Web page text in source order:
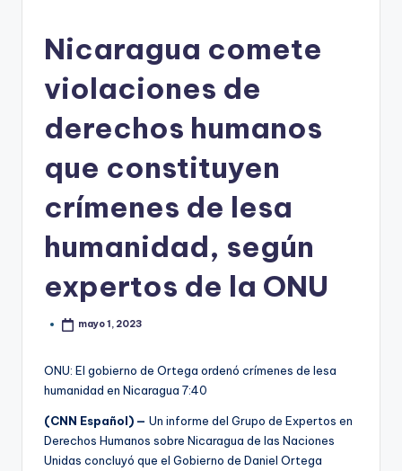
Nicaragua comete
violaciones de
derechos humanos
que constituyen
crímenes de lesa
humanidad, según
expertos de la ONU
mayo 1, 2023
ONU: El gobierno de Ortega ordenó crímenes de lesa
humanidad en Nicaragua 7:40
(CNN Español) — Un informe del Grupo de Expertos en
Derechos Humanos sobre Nicaragua de las Naciones
Unidas concluyó que el Gobierno de Daniel Ortega